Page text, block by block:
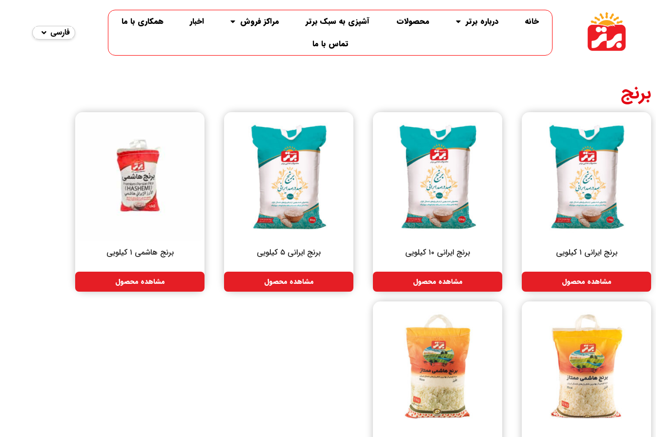
خانه درباره برتر محصولات آشپزی به سبک برتر مراکز فروش اخبار
همکاری با ما
تماس با ما
فارسی
English
برنج
برنج ایرانی ۱ کیلویی
مشاهده محصول
برنج ایرانی ۱۰ کیلویی
مشاهده محصول
برنج ایرانی ۵ کیلویی
مشاهده محصول
برنج هاشمی ۱ کیلویی
مشاهده محصول